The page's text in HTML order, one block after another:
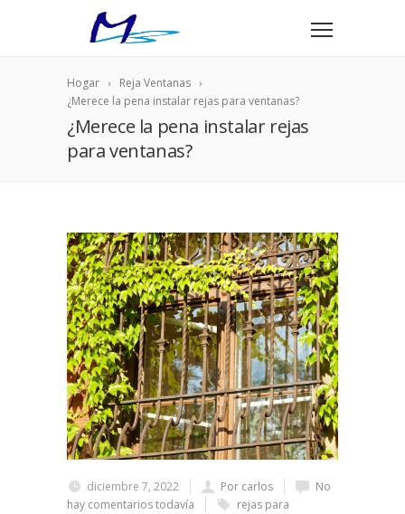
Hogar
Reja Ventanas
¿Merece la pena instalar rejas para ventanas?
¿Merece la pena instalar rejas
para ventanas?
diciembre 7, 2022 Por carlos
No
hay comentarios todavía
rejas para